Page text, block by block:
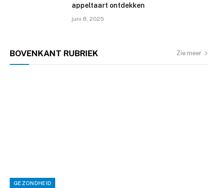
appeltaart ontdekken
juni 8, 2025
BOVENKANT RUBRIEK Zie meer
GEZONDHEID